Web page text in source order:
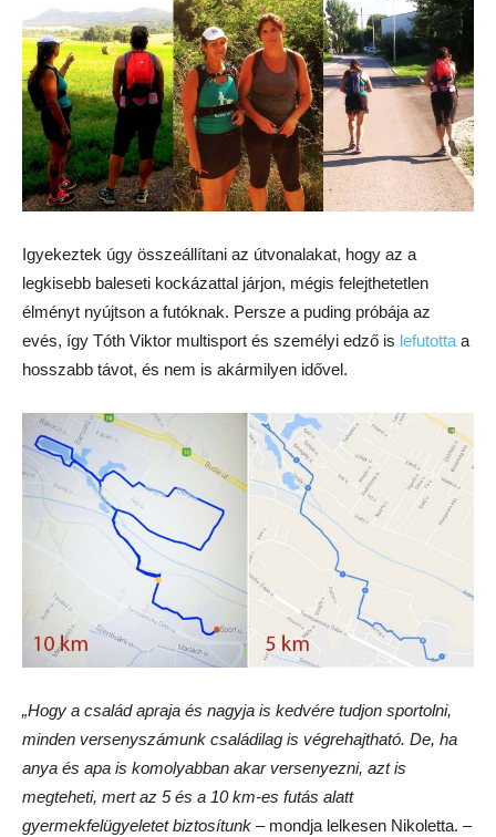
Igyekeztek úgy összeállítani az útvonalakat, hogy az a
legkisebb baleseti kockázattal járjon, mégis felejthetetlen
élményt nyújtson a futóknak. Persze a puding próbája az
evés, így Tóth Viktor multisport és személyi edző is lefutottaa
hosszabb távot, és nem is akármilyen idővel.
„Hogy a család apraja és nagyja is kedvére tudjon sportolni,
minden versenyszámunk családilag is végrehajtható. De, ha
anya és apa is komolyabban akar versenyezni, azt is
megteheti, mert az 5 és a 10 km-es futás alatt
gyermekfelügyeletet biztosítunk – mondja lelkesen Nikoletta. –